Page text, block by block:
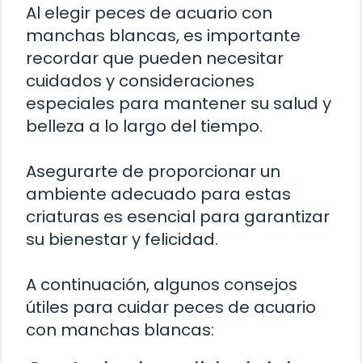
Al elegir peces de acuario con
manchas blancas, es importante
recordar que pueden necesitar
cuidados y consideraciones
especiales para mantener su salud y
belleza a lo largo del tiempo.
Asegurarte de proporcionar un
ambiente adecuado para estas
criaturas es esencial para garantizar
su bienestar y felicidad.
A continuación, algunos consejos
útiles para cuidar peces de acuario
con manchas blancas: